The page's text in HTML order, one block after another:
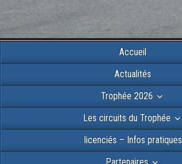
Accueil
Actualités
Trophée 2026
Les circuits du Trophée
licenciés – Infos pratiques